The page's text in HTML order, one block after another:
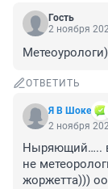
Гость
2 ноября
Метеоурологи)
ОТВЕТИТЬ
Я В Шоке
2 ноября
Ныряющий…..
не
жоржетта)))